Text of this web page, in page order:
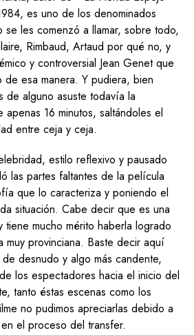
es uno de los denominados
se les comenzó a llamar, sobre todo,
Rimbaud, Artaud por qué no, y
y controversial Jean Genet que
de esa manera. Y pudiera, bien
de alguno asuste todavía la
16 minutos, saltándoles el
entre ceja y ceja.
estilo reflexivo y pausado
las partes faltantes de la película
que lo caracteriza y poniendo el
situación. Cabe decir que es una
mucho mérito haberla logrado
muy provinciana. Baste decir aquí
desnudo y algo más candente,
los espectadores hacia el inicio del
tanto éstas escenas como los
no pudimos apreciarlas debido a
el proceso del transfer.